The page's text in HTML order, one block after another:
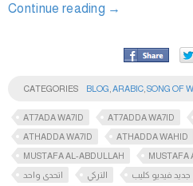
Continue reading →
CATEGORIES BLOG ARABIC SONG OF
AT7ADA WA7ID AT7ADDA WA7ID
ATHADDA WA7ID
ATHADDA WAHID
MUSTAFA AL-ABDULLAH
MUSTAFA
اتحدى واحد
التركي جديد فيديو كليب